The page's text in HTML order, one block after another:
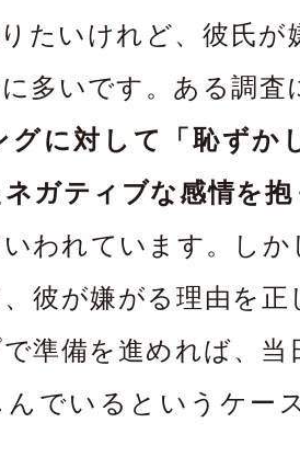
ス
たいけれど、彼氏が
多いです。ある調査
グに対して「恥ずか
ガティブな感情を抱
いわれています。し
彼が嫌がる理由を
準備を進めれば、当
んでいるというケー